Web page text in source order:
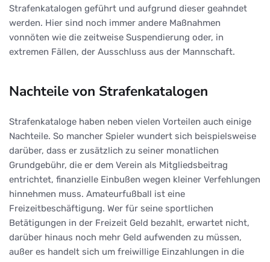
Strafenkatalogen geführt und aufgrund dieser geahndet
werden. Hier sind noch immer andere Maßnahmen
vonnöten wie die zeitweise Suspendierung oder, in
extremen Fällen, der Ausschluss aus der Mannschaft.
Nachteile von Strafenkatalogen
Strafenkataloge haben neben vielen Vorteilen auch einige
Nachteile. So mancher Spieler wundert sich beispielsweise
darüber, dass er zusätzlich zu seiner monatlichen
Grundgebühr, die er dem Verein als Mitgliedsbeitrag
entrichtet, finanzielle Einbußen wegen kleiner Verfehlungen
hinnehmen muss. Amateurfußball ist eine
Freizeitbeschäftigung. Wer für seine sportlichen
Betätigungen in der Freizeit Geld bezahlt, erwartet nicht,
darüber hinaus noch mehr Geld aufwenden zu müssen,
außer es handelt sich um freiwillige Einzahlungen in die